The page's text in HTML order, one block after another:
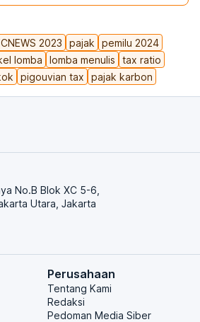
2023 pajak
pemilu 2024
lomba lomba menulis
tax ratio
pigouvian tax pajak karbon
No.B Blok XC 5-6,
Utara, Jakarta
Perusahaan
Tentang Kami
Redaksi
Pedoman Media Siber